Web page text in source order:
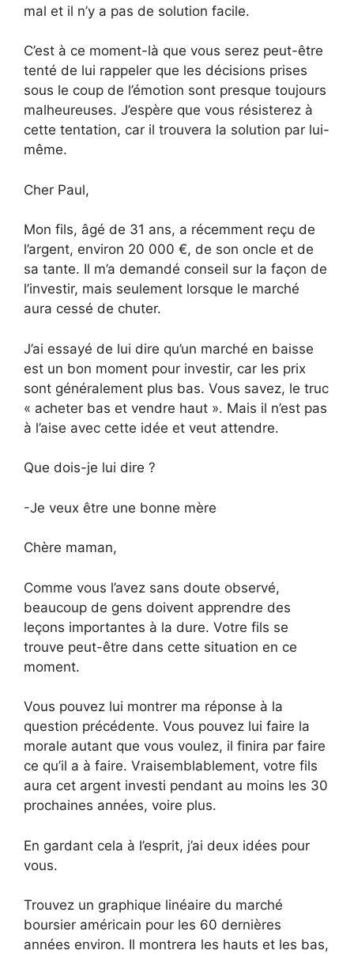
mal et il n’y a pas de solution facile.
C’est à ce moment-là que vous serez peut-être
tenté de lui rappeler que les décisions prises
sous le coup de l’émotion sont presque toujours
malheureuses. J’espère que vous résisterez à
cette tentation, car il trouvera la solution par lui-
même.
Cher Paul,
Mon fils, âgé de 31 ans, a récemment reçu de
l’argent, environ 20 000 €, de son oncle et de
sa tante. Il m’a demandé conseil sur la façon de
l’investir, mais seulement lorsque le marché
aura cessé de chuter.
J’ai essayé de lui dire qu’un marché en baisse
est un bon moment pour investir, car les prix
sont généralement plus bas. Vous savez, le truc
« acheter bas et vendre haut ». Mais il n’est pas
à l’aise avec cette idée et veut attendre.
Que dois-je lui dire ?
-Je veux être une bonne mère
Chère maman,
Comme vous l’avez sans doute observé,
beaucoup de gens doivent apprendre des
leçons importantes à la dure. Votre fils se
trouve peut-être dans cette situation en ce
moment.
Vous pouvez lui montrer ma réponse à la
question précédente. Vous pouvez lui faire la
morale autant que vous voulez, il finira par faire
ce qu’il a à faire. Vraisemblablement, votre fils
aura cet argent investi pendant au moins les 30
prochaines années, voire plus.
En gardant cela à l’esprit, j’ai deux idées pour
vous.
Trouvez un graphique linéaire du marché
boursier américain pour les 60 dernières
années environ. Il montrera les hauts et les bas,